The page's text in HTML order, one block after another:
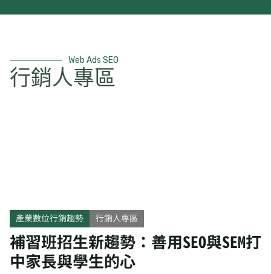
Web Ads SEO
行銷人專區
產業數位行銷趨勢 行銷人專區
補習班招生新趨勢：善用SEO與SEM打
中家長與學生的心